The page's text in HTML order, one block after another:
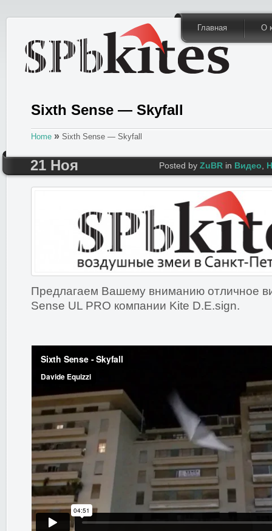
Главная О
Sixth Sense — Skyfall
Home » Sixth Sense — Skyfall
21 Ноя Posted by ZuBR in Видео
Предлагаем Вашему вниманию отличное
Sense UL PRO компании Kite D.E.sign.